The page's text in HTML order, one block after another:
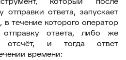
отправки ответа, запускает
течение которого оператор
ответа, либо же
отсчёт, и тогда ответ
времени: